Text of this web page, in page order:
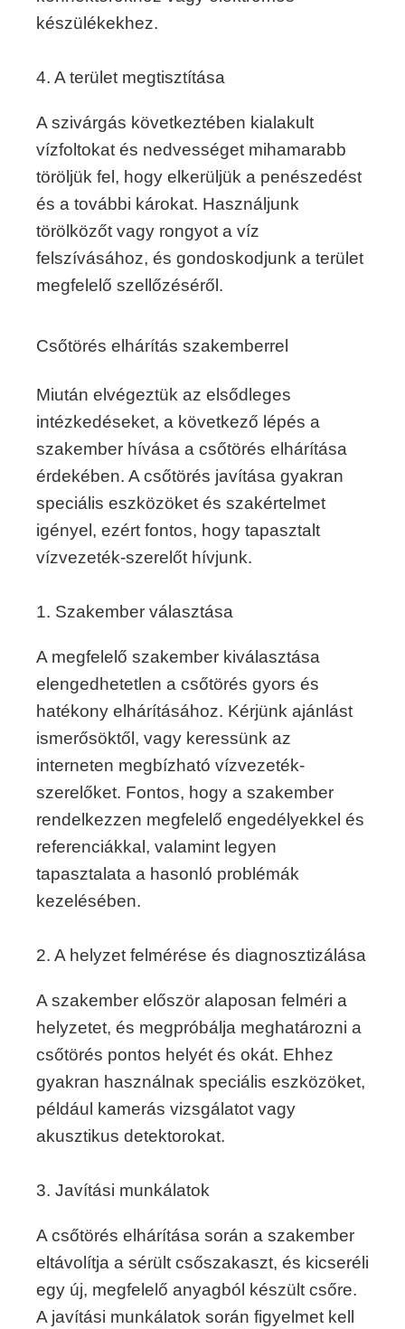
készülékekhez.
4. A terület megtisztítása
A szivárgás következtében kialakult
vízfoltokat és nedvességet mihamarabb
töröljük fel, hogy elkerüljük a penészedést
és a további károkat. Használjunk
törölközőt vagy rongyot a víz
felszívásához, és gondoskodjunk a terület
megfelelő szellőzéséről.
Csőtörés elhárítás szakemberrel
Miután elvégeztük az elsődleges
intézkedéseket, a következő lépés a
szakember hívása a csőtörés elhárítása
érdekében. A csőtörés javítása gyakran
speciális eszközöket és szakértelmet
igényel, ezért fontos, hogy tapasztalt
vízvezeték-szerelőt hívjunk.
1. Szakember választása
A megfelelő szakember kiválasztása
elengedhetetlen a csőtörés gyors és
hatékony elhárításához. Kérjünk ajánlást
ismerősöktől, vagy keressünk az
interneten megbízható vízvezeték-
szerelőket. Fontos, hogy a szakember
rendelkezzen megfelelő engedélyekkel és
referenciákkal, valamint legyen
tapasztalata a hasonló problémák
kezelésében.
2. A helyzet felmérése és diagnosztizálása
A szakember először alaposan felméri a
helyzetet, és megpróbálja meghatározni a
csőtörés pontos helyét és okát. Ehhez
gyakran használnak speciális eszközöket,
például kamerás vizsgálatot vagy
akusztikus detektorokat.
3. Javítási munkálatok
A csőtörés elhárítása során a szakember
eltávolítja a sérült csőszakaszt, és kicseréli
egy új, megfelelő anyagból készült csőre.
A javítási munkálatok során figyelmet kell